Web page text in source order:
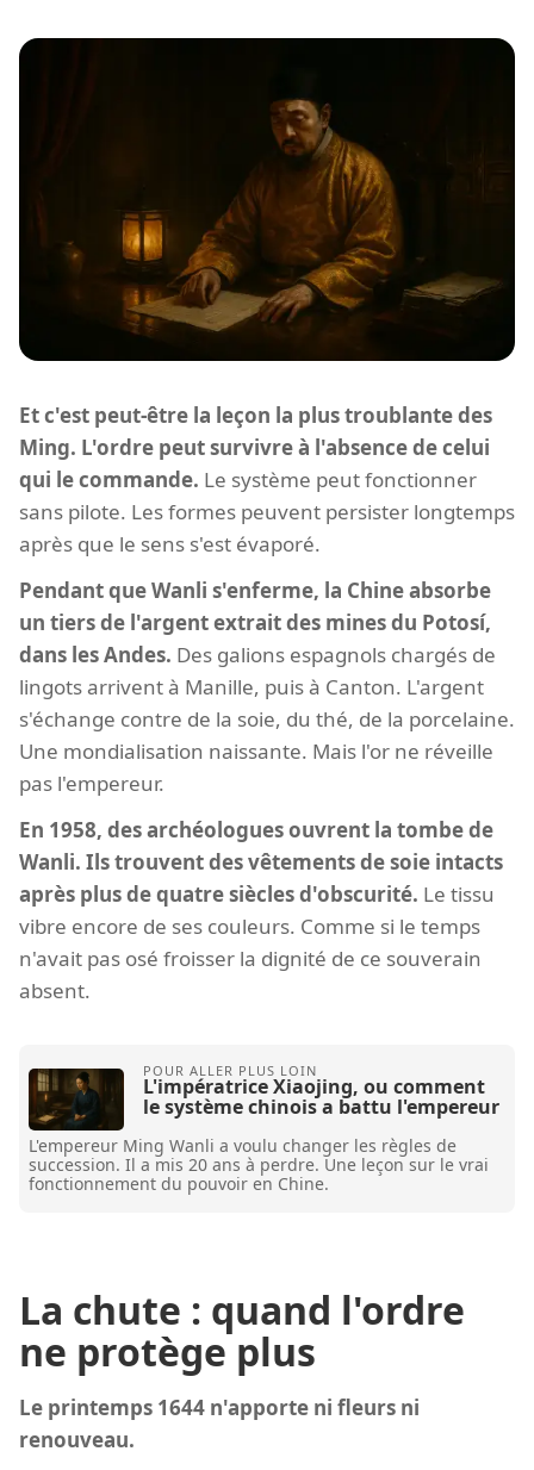
Et c'est peut-être la leçon la plus troublante des
Ming. L'ordre peut survivre à l'absence de celui
qui le commande. Le système peut fonctionner
sans pilote. Les formes peuvent persister longtemps
après que le sens s'est évaporé.
Pendant que Wanli s'enferme, la Chine absorbe
un tiers de l'argent extrait des mines du Potosí,
dans les Andes. Des galions espagnols chargés de
lingots arrivent à Manille, puis à Canton. L'argent
s'échange contre de la soie, du thé, de la porcelaine.
Une mondialisation naissante. Mais l'or ne réveille
pas l'empereur.
En 1958, des archéologues ouvrent la tombe de
Wanli. Ils trouvent des vêtements de soie intacts
après plus de quatre siècles d'obscurité. Le tissu
vibre encore de ses couleurs. Comme si le temps
n'avait pas osé froisser la dignité de ce souverain
absent.
L'impératrice Xiaojing, ou comment
le système chinois a battu l'empereur
L'empereur Ming Wanli a voulu changer les règles de
succession. Il a mis 20 ans à perdre. Une leçon sur le vrai
fonctionnement du pouvoir en Chine.
La chute : quand l'ordre
ne protège plus
Le printemps 1644 n'apporte ni fleurs ni
renouveau.